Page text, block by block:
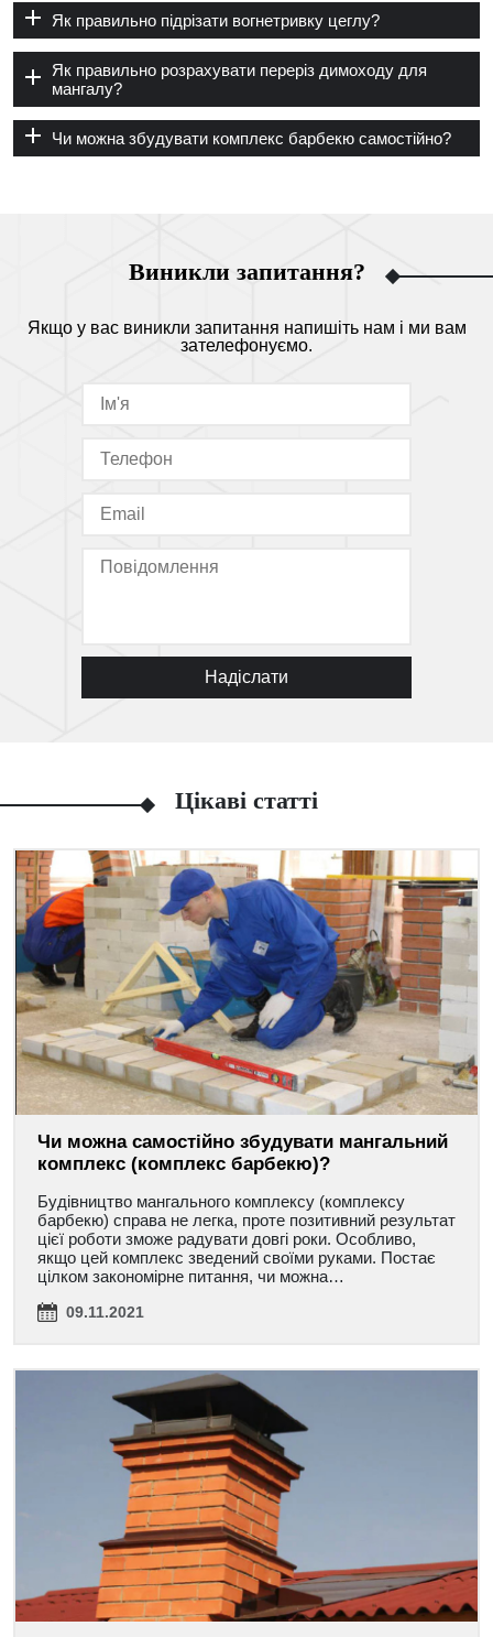
Як правильно підрізати вогнетривку цеглу?
Як правильно розрахувати переріз димоходу для
мангалу?
Чи можна збудувати комплекс барбекю самостійно?
Виникли запитання?
Якщо у вас виникли запитання напишіть нам і ми вам
зателефонуємо.
Надіслати
Цікаві статті
Чи можна самостійно збудувати мангальний
комплекс (комплекс барбекю)?
Будівництво мангального комплексу (комплексу
барбекю) справа не легка, проте позитивний результат
цієї роботи зможе радувати довгі роки. Особливо,
якщо цей комплекс зведений своїми руками. Постає
цілком закономірне питання, чи можна…
09.11.2021